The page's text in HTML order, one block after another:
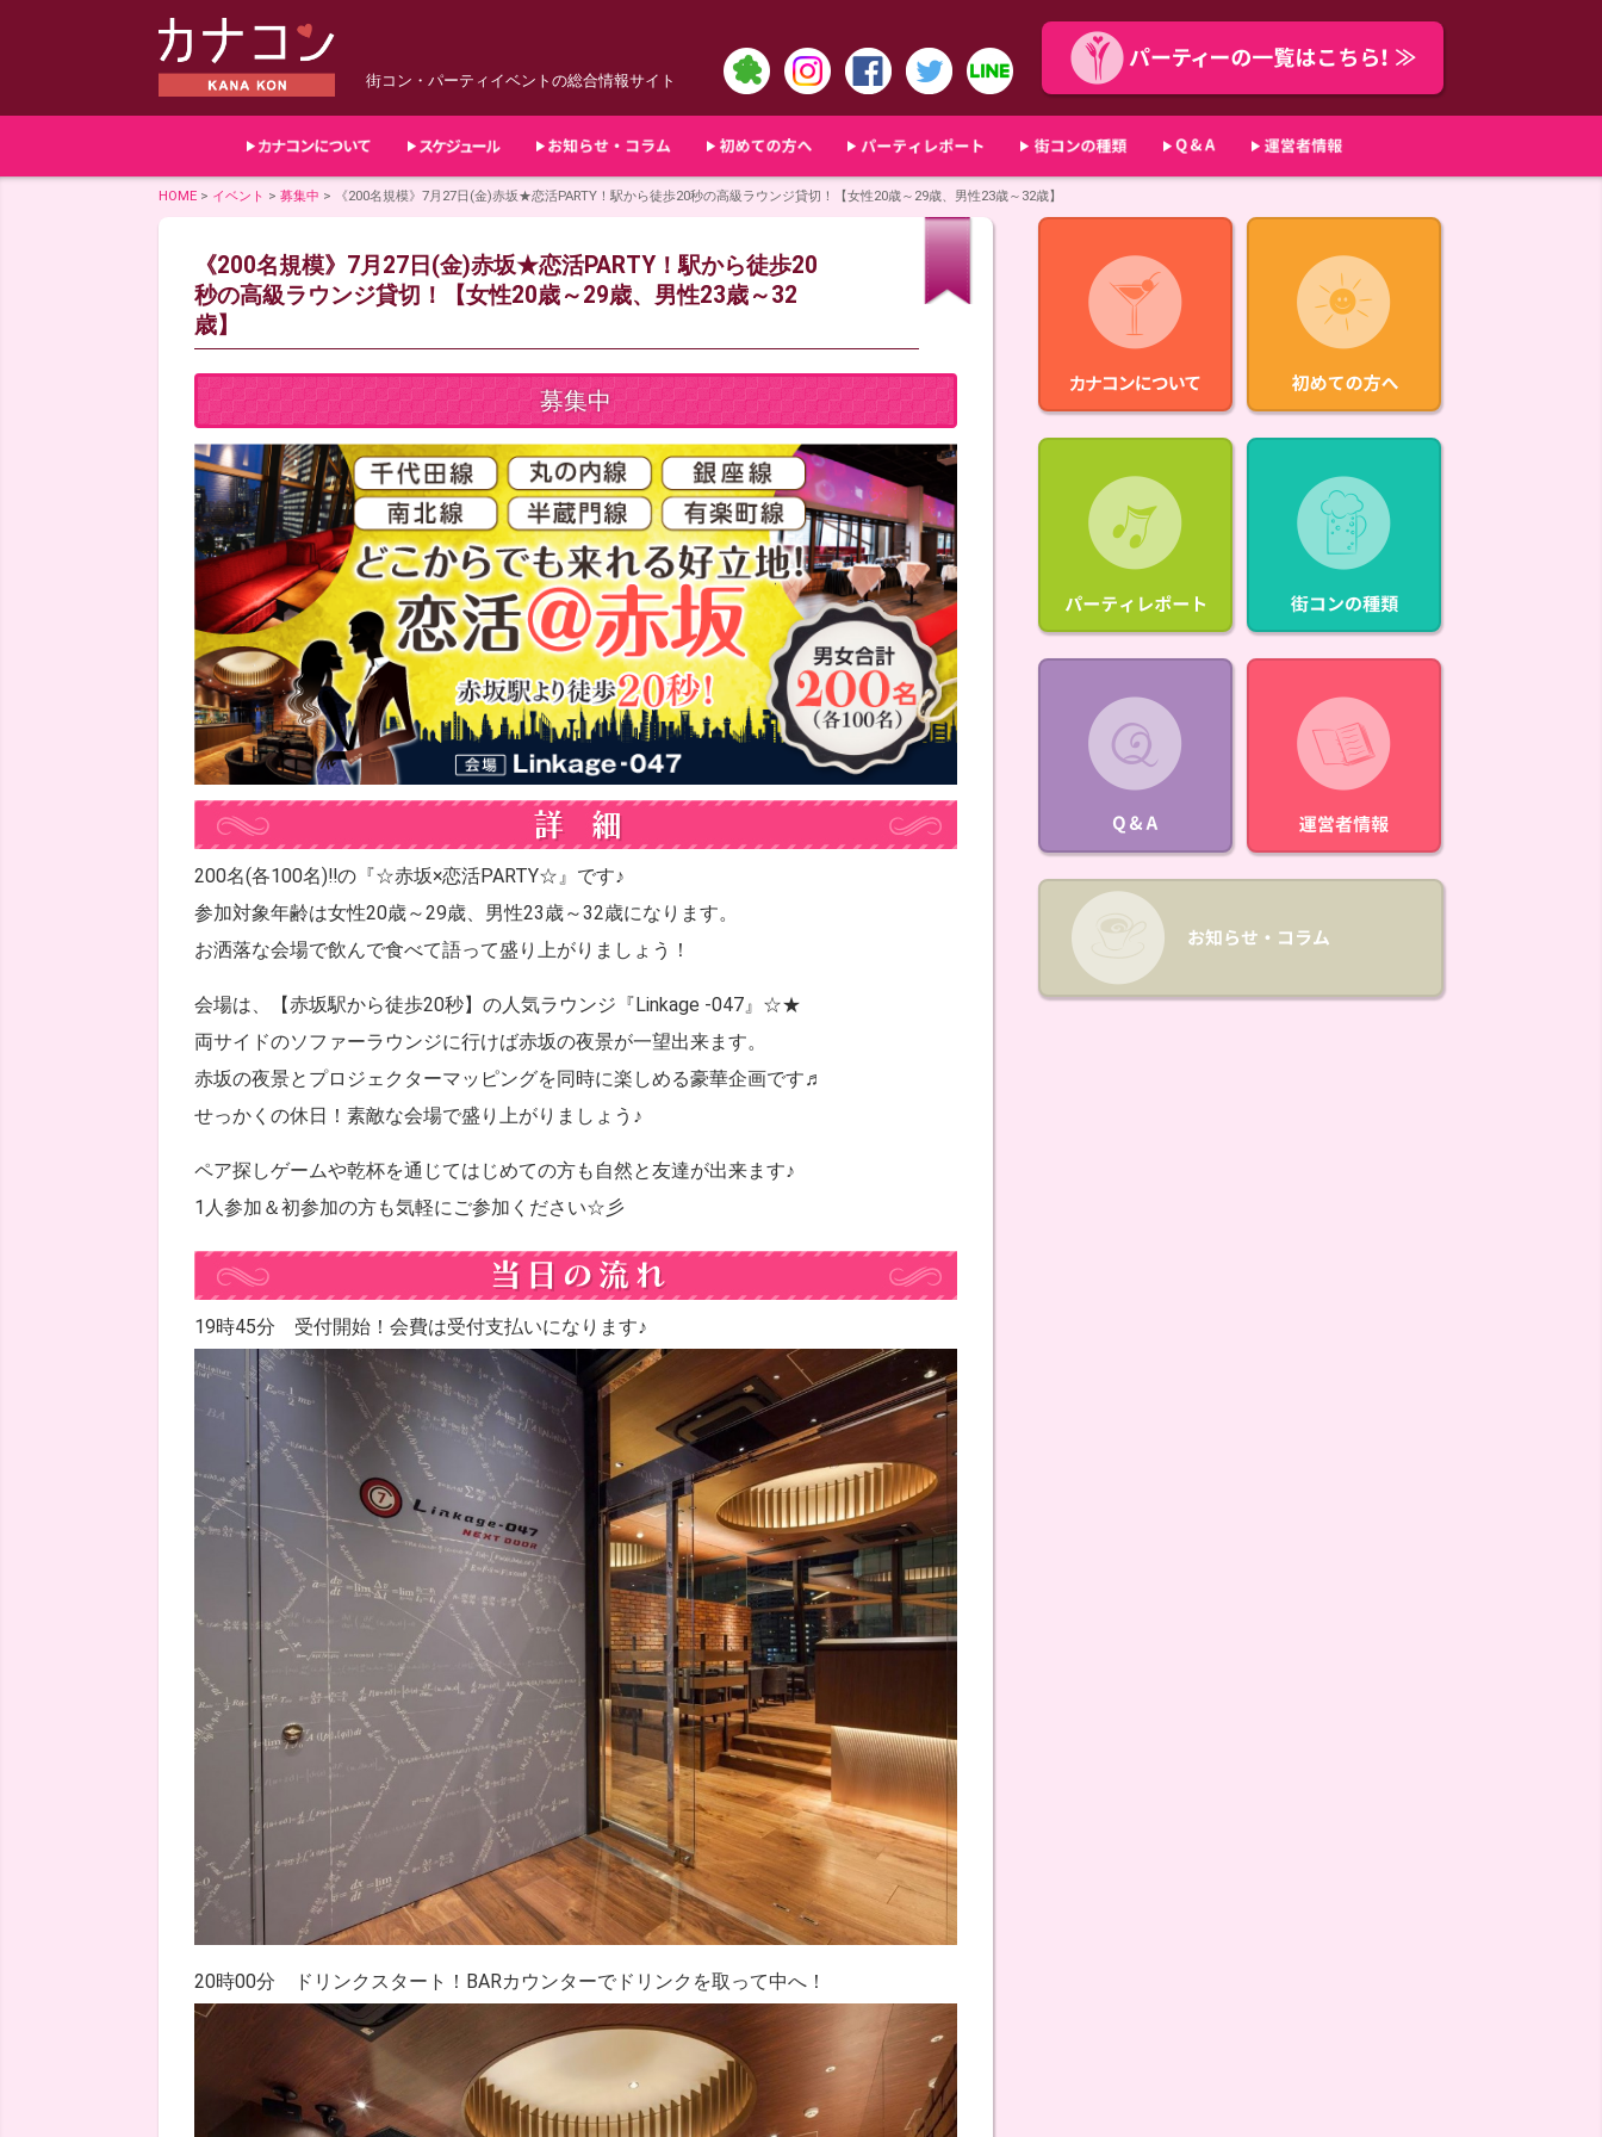
街コン・パーティイベントの総合情報サイト
HOME > イベント > 募集中 > 《200名規模》7月27日(金)赤坂★恋活PARTY！駅から徒歩20秒の高級ラウンジ貸切！【女性20歳～29歳、男性23歳～32歳】
《200名規模》7月27日(金)赤坂★恋活PARTY！駅から徒歩20
秒の高級ラウンジ貸切！【女性20歳～29歳、男性23歳～32
歳】
募集中
200名(各100名)!!の『☆赤坂×恋活PARTY☆』です♪
参加対象年齢は女性20歳～29歳、男性23歳～32歳になります。
お洒落な会場で飲んで食べて語って盛り上がりましょう！
会場は、【赤坂駅から徒歩20秒】の人気ラウンジ『Linkage ‐047』☆★
両サイドのソファーラウンジに行けば赤坂の夜景が一望出来ます。
赤坂の夜景とプロジェクターマッピングを同時に楽しめる豪華企画です♬
せっかくの休日！素敵な会場で盛り上がりましょう♪
ペア探しゲームや乾杯を通じてはじめての方も自然と友達が出来ます♪
1人参加＆初参加の方も気軽にご参加ください☆彡
19時45分 受付開始！会費は受付支払いになります♪
20時00分 ドリンクスタート！BARカウンターでドリンクを取って中へ！